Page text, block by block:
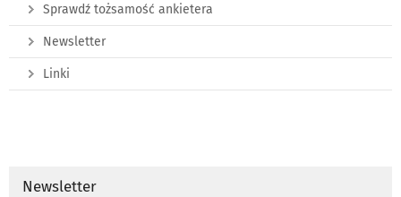
Sprawdź tożsamość ankietera
Newsletter
Linki
Newsletter